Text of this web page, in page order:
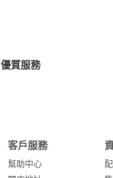
優質服務
客戶服務
幫助中心